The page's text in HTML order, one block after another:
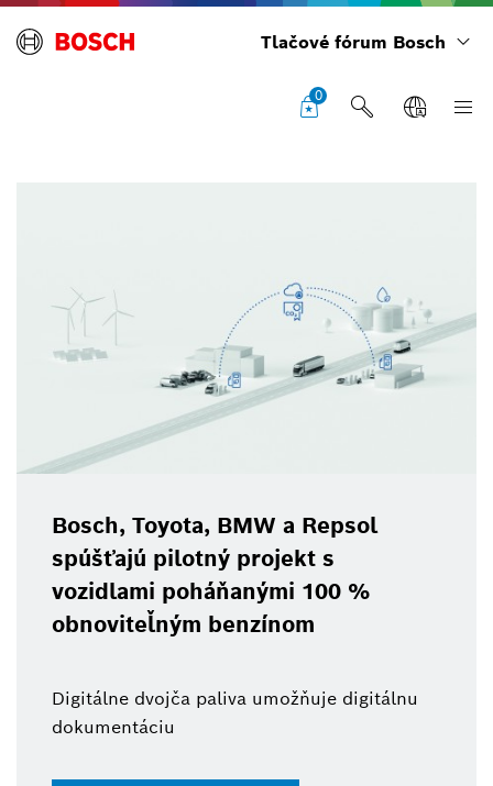
Tlačové fórum Bosch
0
Bosch, Toyota, BMW a Repsol
spúšťajú pilotný projekt s
vozidlami poháňanými 100 %
obnoviteľným benzínom
Digitálne dvojča paliva umožňuje digitálnu
dokumentáciu